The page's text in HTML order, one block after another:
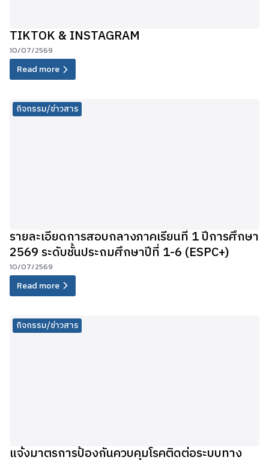
TIKTOK & INSTAGRAM
10/07/2569
Read more
กิจกรรม/ข่าวสาร
รายละเอียดการสอบกลางภาคเรียนที่ 1 ปีการศึกษา
2569 ระดับชั้นประถมศึกษาปีที่ 1-6 (ESPC+)
10/07/2569
Read more
กิจกรรม/ข่าวสาร
แจ้งมาตรการป้องกันควบคุมโรคติดต่อระบบทาง